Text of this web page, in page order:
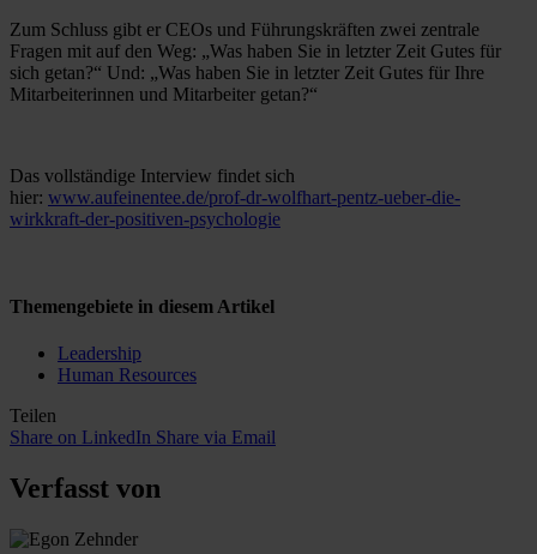
Zum Schluss gibt er CEOs und Führungskräften zwei zentrale
Fragen mit auf den Weg: „Was haben Sie in letzter Zeit Gutes für
sich getan?“ Und: „Was haben Sie in letzter Zeit Gutes für Ihre
Mitarbeiterinnen und Mitarbeiter getan?“
Das vollständige Interview findet sich
hier: www.aufeinentee.de/prof-dr-wolfhart-pentz-ueber-die-
wirkkraft-der-positiven-psychologie
Themengebiete in diesem Artikel
Leadership
Human Resources
Teilen
Share on LinkedIn Share via Email
Verfasst von